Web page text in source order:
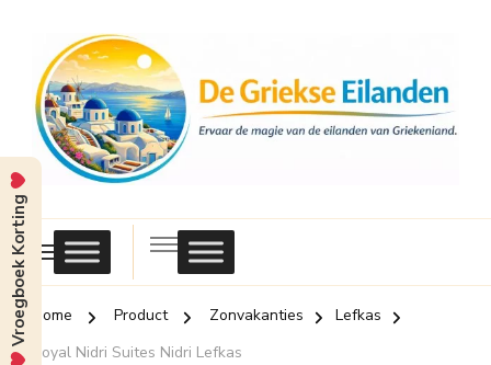
Griekse
Eilanden
Home Product Zonvakanties
Lefkas
Royal Nidri Suites Nidri Lefkas
Vroegboek Korting